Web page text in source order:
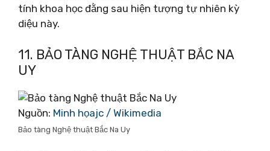
tính khoa học đằng sau hiện tượng tự nhiên kỳ
diệu này.
11. BẢO TÀNG NGHỆ THUẬT BẮC NA
UY
Nguồn: Minh họajc / Wikimedia
Bảo tàng Nghệ thuật Bắc Na Uy